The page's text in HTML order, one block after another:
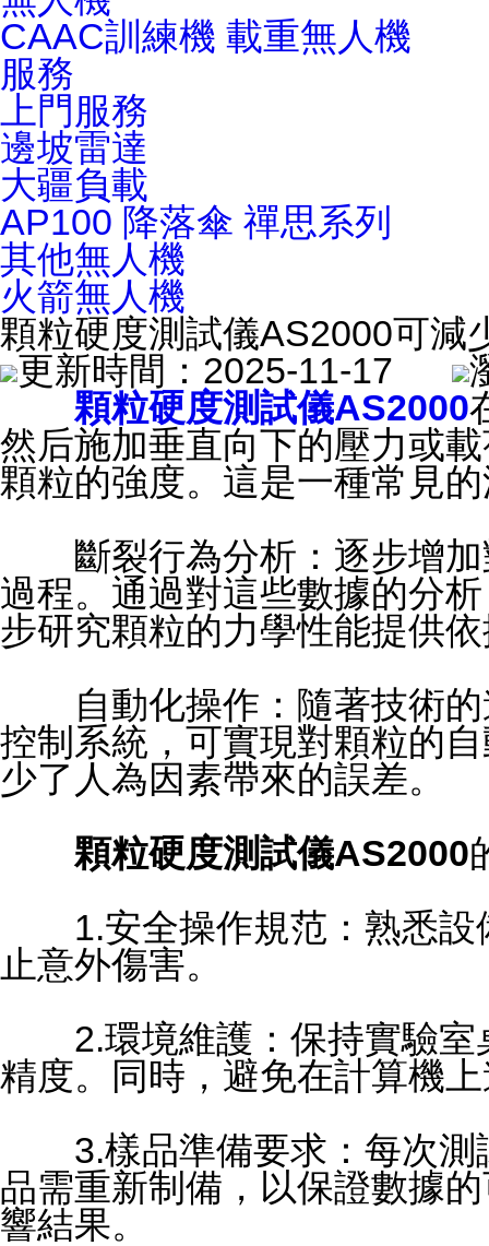
CAAC訓練機 載重無人機
服務
上門服務
邊坡雷達
大疆負載
AP100 降落傘 禪思系列
其他無人機
火箭無人機
顆粒硬度測試儀AS2000可減
更新時間：2025-11-17
顆粒硬度測試儀AS2000
然后施加垂直向下的壓力或
顆粒的強度。這是一種常見
斷裂行為分析：逐步增加
過程。通過對這些數據的分
步研究顆粒的力學性能提供
自動化操作：隨著技術的
控制系統，可實現對顆粒的
少了人為因素帶來的誤差。
顆粒硬度測試儀AS2000
1.安全操作規范：熟悉設
止意外傷害。
2.環境維護：保持實驗室
精度。同時，避免在計算機
3.樣品準備要求：每次測
品需重新制備，以保證數據
響結果。